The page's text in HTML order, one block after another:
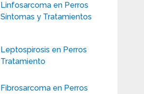
Linfosarcoma en Perros
Síntomas y Tratamientos
Leptospirosis en Perros
Tratamiento
Fibrosarcoma en Perros